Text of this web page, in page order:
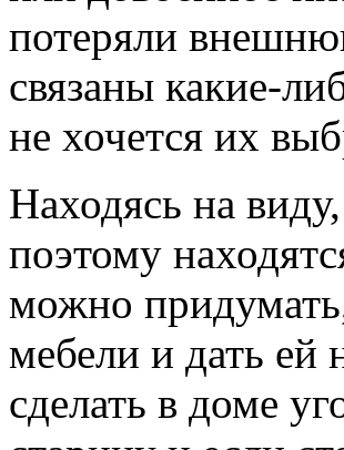
потеряли
связаны какие-
не хочется их
Находясь на
поэтому
можно
мебели и дать
сделать в доме